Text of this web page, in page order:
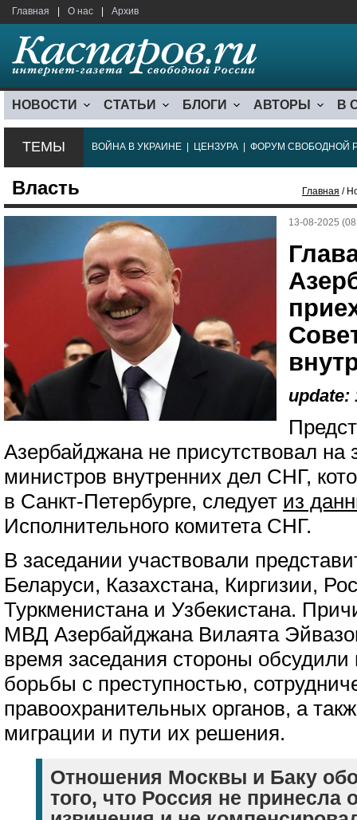
Главная О нас Архив
НОВОСТИ СТАТЬИ БЛОГИ АВТОРЫ В
ТЕМЫ ВОЙНА В УКРАИНЕ ЦЕНЗУРА ФОРУМ СВОБОДНОЙ
Власть Главная /
13-08-2025
update:
Азербайджана не присутствовал на
министров внутренних дел СНГ,
в Санкт-Петербурге, следует из
Исполнительного комитета СНГ.
В заседании участвовали
Беларуси, Казахстана, Киргизии,
Туркменистана и Узбекистана.
МВД Азербайджана Вилаята
время заседания стороны
борьбы с преступностью,
правоохранительных органов, а
миграции и пути их решения.
Отношения Москвы и Баку
того, что Россия не